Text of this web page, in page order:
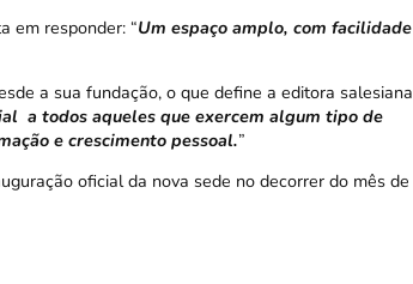
em responder: “Um espaço amplo, com facilidade
a sua fundação, o que define a editora salesiana
a todos aqueles que exercem algum tipo de
e crescimento pessoal.”
oficial da nova sede no decorrer do mês de